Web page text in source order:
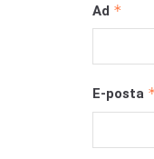
Ad *
E-posta *